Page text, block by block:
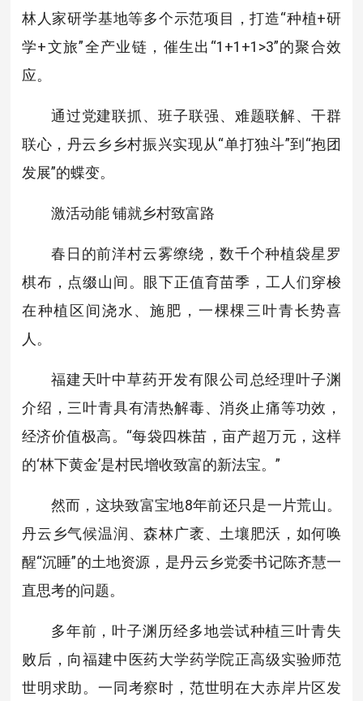
林人家研学基地等多个示范项目，打造“种植+研
学+文旅”全产业链，催生出“1+1+1>3”的聚合效
应。
通过党建联抓、班子联强、难题联解、干群
联心，丹云乡乡村振兴实现从“单打独斗”到“抱团
发展”的蝶变。
激活动能 铺就乡村致富路
春日的前洋村云雾缭绕，数千个种植袋星罗
棋布，点缀山间。眼下正值育苗季，工人们穿梭
在种植区间浇水、施肥，一棵棵三叶青长势喜
人。
福建天叶中草药开发有限公司总经理叶子渊
介绍，三叶青具有清热解毒、消炎止痛等功效，
经济价值极高。“每袋四株苗，亩产超万元，这样
的‘林下黄金’是村民增收致富的新法宝。”
然而，这块致富宝地8年前还只是一片荒山。
丹云乡气候温润、森林广袤、土壤肥沃，如何唤
醒“沉睡”的土地资源，是丹云乡党委书记陈齐慧一
直思考的问题。
多年前，叶子渊历经多地尝试种植三叶青失
败后，向福建中医药大学药学院正高级实验师范
世明求助。一同考察时，范世明在大赤岸片区发